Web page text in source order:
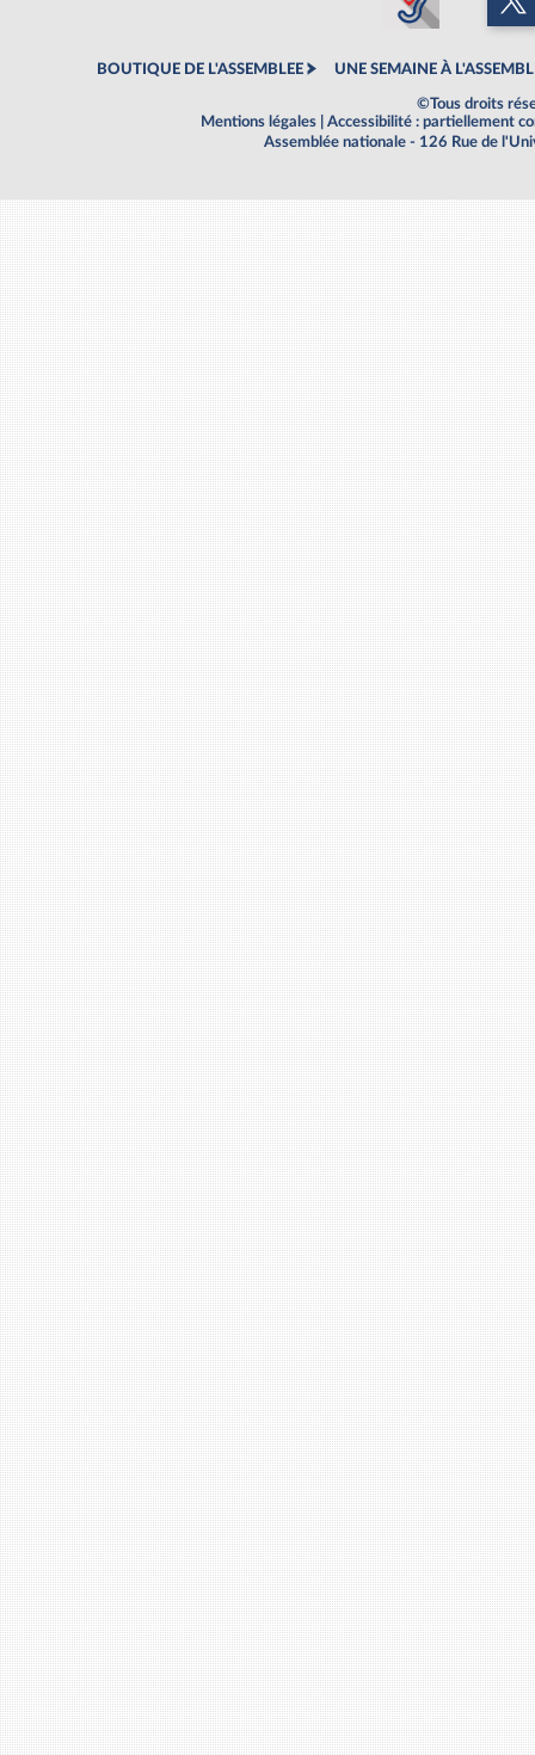
BOUTIQUE DE L'ASSEMBLEE UNE SEMAINE À
©Tous droits
Mentions légales
Accessibilité : partiellement
Assemblée nationale - 126 Rue de